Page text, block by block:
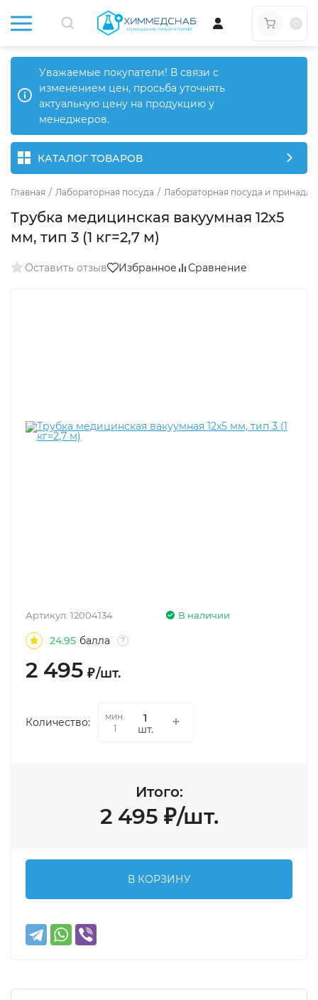
Уважаемые покупатели! В связи с
изменением цен, просьба уточнять
актуальную цену на продукцию у
менеджеров.
КАТАЛОГ ТОВАРОВ
Главная / Лабораторная посуда / Лабораторная посуда и
Трубка медицинская вакуумная 12х5
мм, тип 3 (1 кг=2,7 м)
Оставить отзыв Избранное Сравнение
В наличии
Артикул: 12004134
24.95 балла ?
2 495 ₽/шт.
Количество:
мин.
1
шт.
Итого:
2 495 ₽/шт.
В КОРЗИНУ